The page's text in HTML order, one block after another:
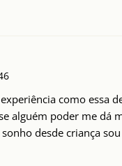
como essa
alguém poder me dá
desde criança